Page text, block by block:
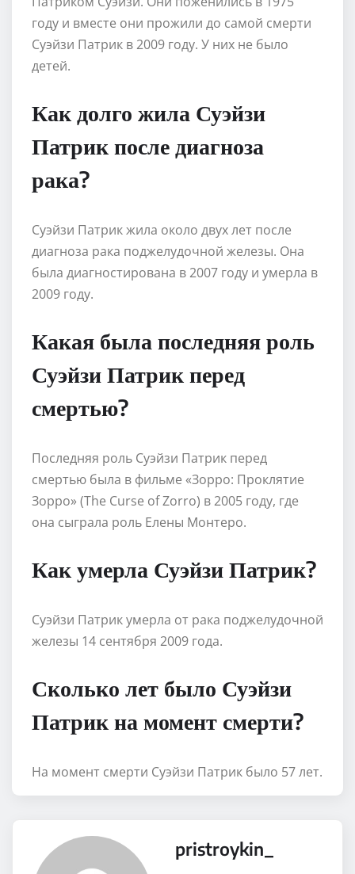
году и вместе они прожили до самой смерти
Суэйзи Патрик в 2009 году. У них не было
детей.
Как долго жила Суэйзи
Патрик после диагноза
рака?
Суэйзи Патрик жила около двух лет после
диагноза рака поджелудочной железы. Она
была диагностирована в 2007 году и умерла в
2009 году.
Какая была последняя роль
Суэйзи Патрик перед
смертью?
Последняя роль Суэйзи Патрик перед
смертью была в фильме «Зорро: Проклятие
Зорро» (The Curse of Zorro) в 2005 году, где
она сыграла роль Елены Монтеро.
Как умерла Суэйзи Патрик?
Суэйзи Патрик умерла от рака поджелудочной
железы 14 сентября 2009 года.
Сколько лет было Суэйзи
Патрик на момент смерти?
На момент смерти Суэйзи Патрик было 57 лет.
pristroykin_